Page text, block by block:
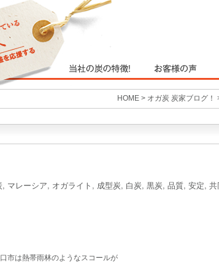
HOME > オガ炭 炭家ブログ！
, マレーシア, オガライト , 成型炭, 白炭, 黒炭, 品質, 安定, 共
市は熱帯雨林のようなスコールが